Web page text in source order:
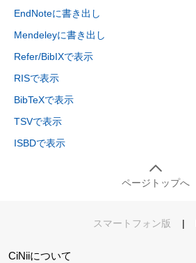
EndNoteに書き出し
Mendeleyに書き出し
Refer/BibIXで表示
RISで表示
BibTeXで表示
TSVで表示
ISBDで表示
ページトップへ
スマートフォン版 |
CiNiiについて